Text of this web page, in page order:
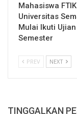
Mahasiswa FTIK
Universitas
Mulai Ikuti
Semester
PREV NEXT
TINGGALKAN